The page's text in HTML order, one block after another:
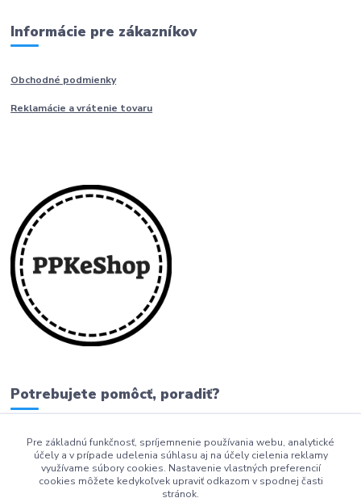
Informácie pre zákazníkov
Obchodné podmienky
Reklamácie a vrátenie tovaru
Potrebujete pomôcť, poradiť?
0911 279 230
info@ppkeshop.sk
Pre základnú funkčnosť, spríjemnenie používania webu, analytické
účely a v prípade udelenia súhlasu aj na účely cielenia reklamy
využívame súbory cookies. Nastavenie vlastných preferencií
cookies môžete kedykoľvek upraviť odkazom v spodnej časti
stránok.